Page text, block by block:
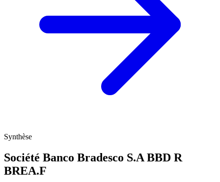
Synthèse
Société Banco Bradesco S.A BBD R
BREA.F